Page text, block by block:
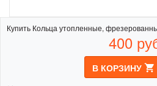
Купить Кольца утопленные,
400
В КОРЗИНУ shopping_cart